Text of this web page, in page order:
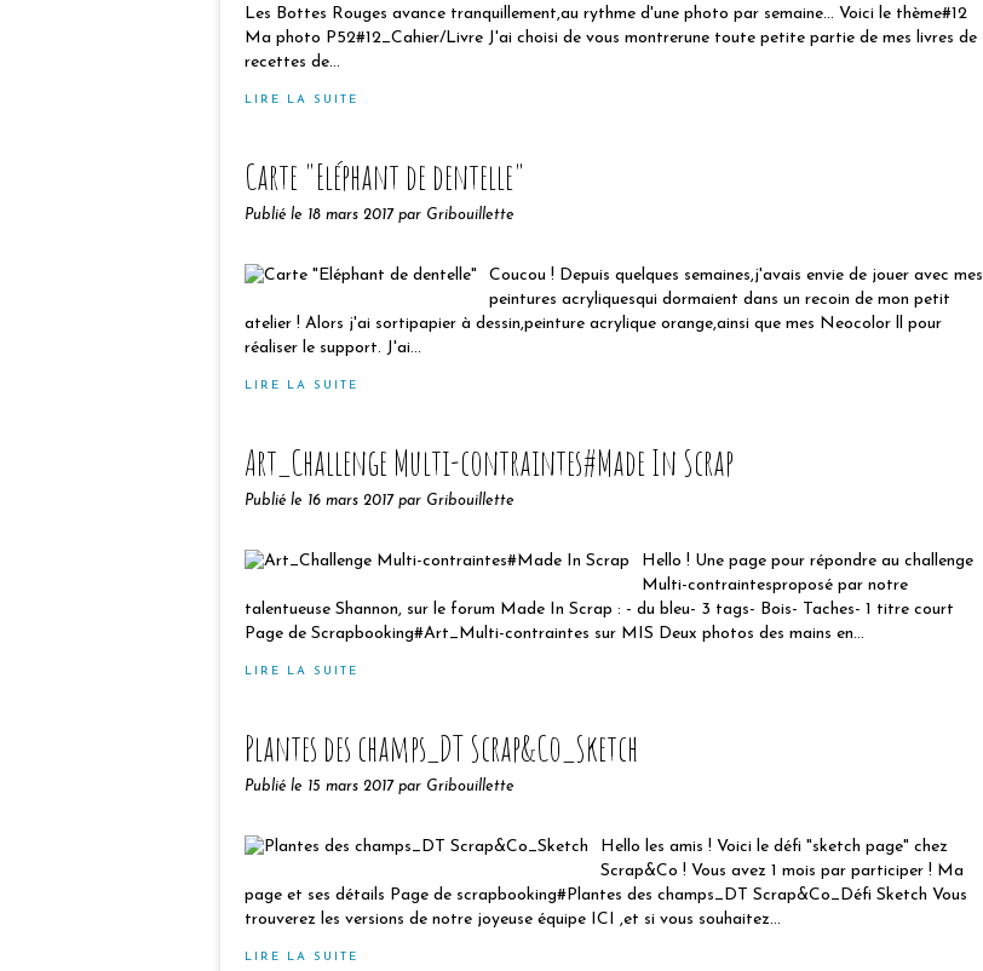
Les Bottes Rouges avance tranquillement,au rythme d'une photo par semaine... Voici le thème#12
Ma photo P52#12_Cahier/Livre J'ai choisi de vous montrerune toute petite partie de mes livres de
recettes de...
LIRE LA SUITE
Carte "Eléphant de dentelle"
Publié le 18 mars 2017 par Gribouillette
Coucou ! Depuis quelques semaines,j'avais envie de jouer avec mes
peintures acryliquesqui dormaient dans un recoin de mon petit
atelier ! Alors j'ai sortipapier à dessin,peinture acrylique orange,ainsi que mes Neocolor ll pour
réaliser le support. J'ai...
LIRE LA SUITE
Art_Challenge Multi-contraintes#Made In Scrap
Publié le 16 mars 2017 par Gribouillette
Hello ! Une page pour répondre au challenge
Multi-contraintesproposé par notre
talentueuse Shannon, sur le forum Made In Scrap : - du bleu- 3 tags- Bois- Taches- 1 titre court
Page de Scrapbooking#Art_Multi-contraintes sur MIS Deux photos des mains en...
LIRE LA SUITE
Plantes des champs_DT Scrap&Co_Sketch
Publié le 15 mars 2017 par Gribouillette
Hello les amis ! Voici le défi "sketch page" chez
Scrap&Co ! Vous avez 1 mois par participer ! Ma
page et ses détails Page de scrapbooking#Plantes des champs_DT Scrap&Co_Défi Sketch Vous
trouverez les versions de notre joyeuse équipe ICI ,et si vous souhaitez...
LIRE LA SUITE